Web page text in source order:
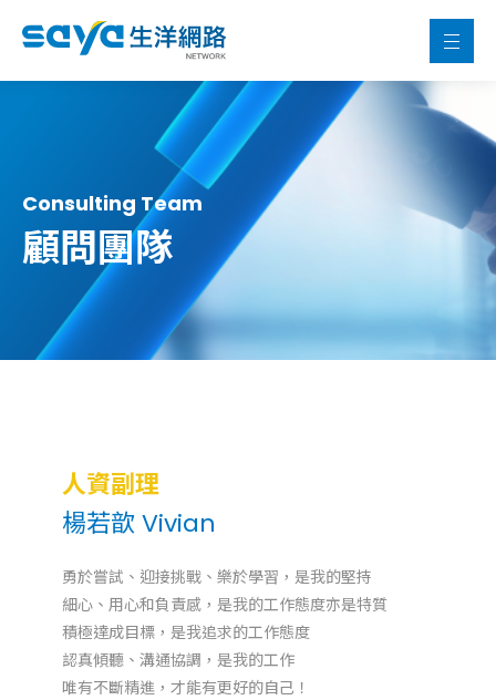
Consulting Team
顧問團隊
人資副理
楊若歆 Vivian
勇於嘗試、迎接挑戰、樂於學習，是我的堅持
細心、用心和負責感，是我的工作態度亦是特質
積極達成目標，是我追求的工作態度
認真傾聽、溝通協調，是我的工作
唯有不斷精進，才能有更好的自己！